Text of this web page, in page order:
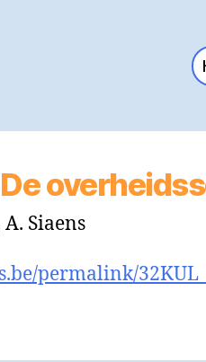
De
Siaens
permalink/